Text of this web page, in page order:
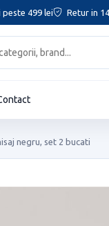
499 lei Retur in
negru, set 2 bucati